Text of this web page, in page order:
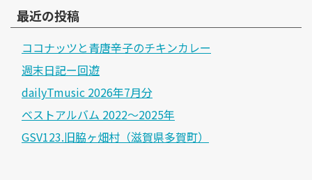
最近の投稿
ココナッツと青唐辛子のチキンカレー
週末日記ー回遊
dailyTmusic 2026年7月分
ベストアルバム 2022～2025年
GSV123.旧脇ヶ畑村（滋賀県多賀町）